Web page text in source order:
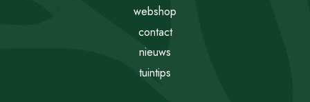
webshop
contact
nieuws
tuintips